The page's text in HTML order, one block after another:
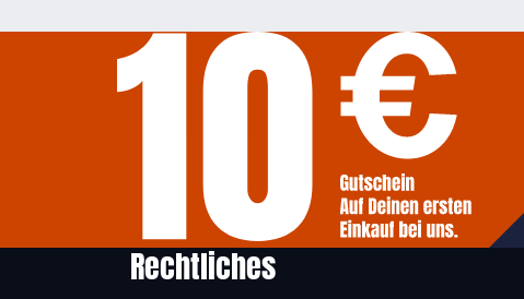
Rechtliches